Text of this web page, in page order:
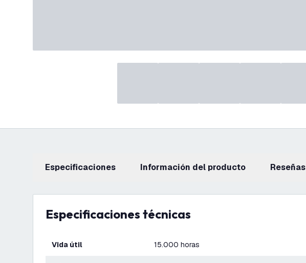
Especificaciones información del producto reseñas
Especificaciones técnicas
Vida útil 15.000 horas